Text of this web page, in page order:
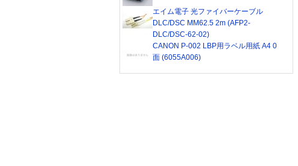
エイム電子 光ファイバーケーブル
DLC/DSC MM62.5 2m (AFP2-
DLC/DSC-62-02)
CANON P-002 LBP用ラベル用紙 A4 0
面 (6055A006)